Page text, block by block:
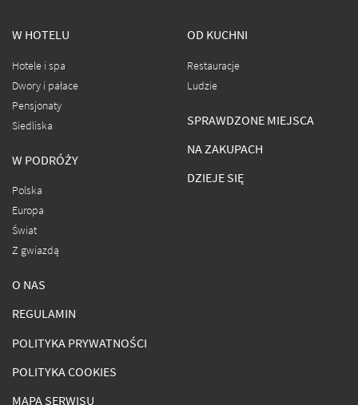
W HOTELU
Hotele i spa
Dwory i pałace
Pensjonaty
Siedliska
W PODRÓŻY
Polska
Europa
Świat
Z gwiazdą
OD KUCHNI
Restauracje
Ludzie
SPRAWDZONE MIEJSCA
NA ZAKUPACH
DZIEJE SIĘ
O NAS
REGULAMIN
POLITYKA PRYWATNOŚCI
POLITYKA COOKIES
MAPA SERWISU